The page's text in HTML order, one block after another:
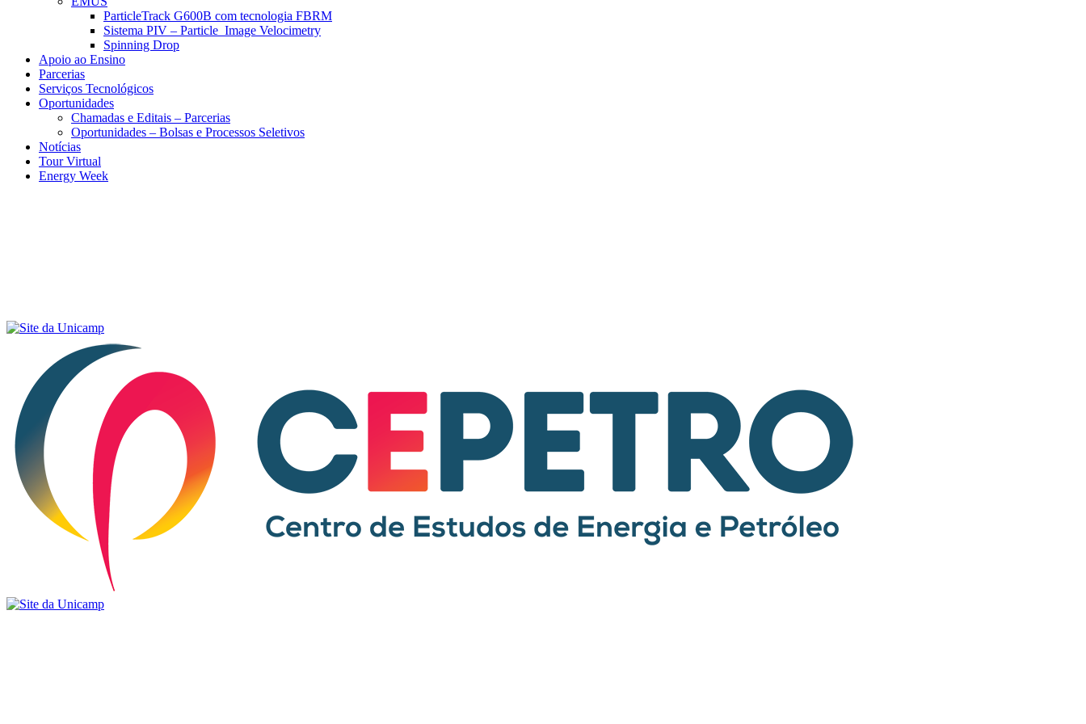
ParticleTrack G600B com tecnologia FBRM
Sistema PIV – Particle Image Velocimetry
Spinning Drop
Apoio ao Ensino
Parcerias
Serviços Tecnológicos
Oportunidades
Chamadas e Editais – Parcerias
Oportunidades – Bolsas e Processos Seletivos
Notícias
Tour Virtual
Energy Week